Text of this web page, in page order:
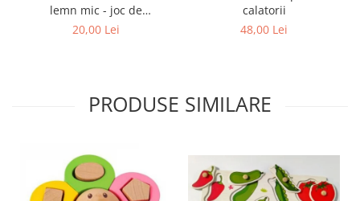
lemn mic - joc de
indemanare cu bilute
20,00 Lei
calatorii
48,00 Lei
PRODUSE SIMILARE